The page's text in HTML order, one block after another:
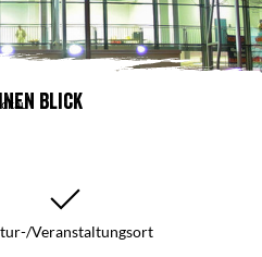
Blick
Veranstaltungsort